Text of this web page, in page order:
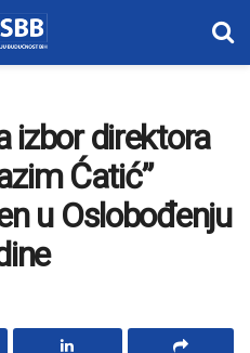
izbor direktora
Ćatić”
u Oslobođenju